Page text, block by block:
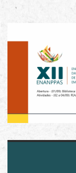
para
conteúdo